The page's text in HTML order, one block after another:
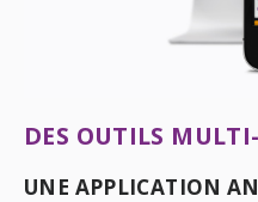
DES OUTILS
UNE APPLICATION